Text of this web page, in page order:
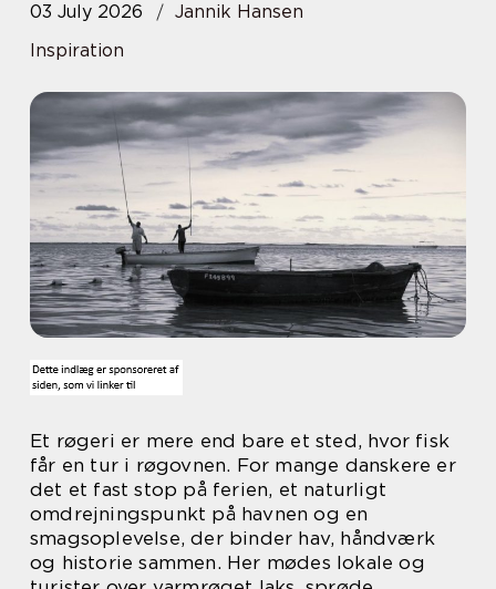
03 July 2026
Jannik Hansen
Inspiration
Et røgeri er mere end bare et sted, hvor fisk
får en tur i røgovnen. For mange danskere er
det et fast stop på ferien, et naturligt
omdrejningspunkt på havnen og en
smagsoplevelse, der binder hav, håndværk
og historie sammen. Her mødes lokale og